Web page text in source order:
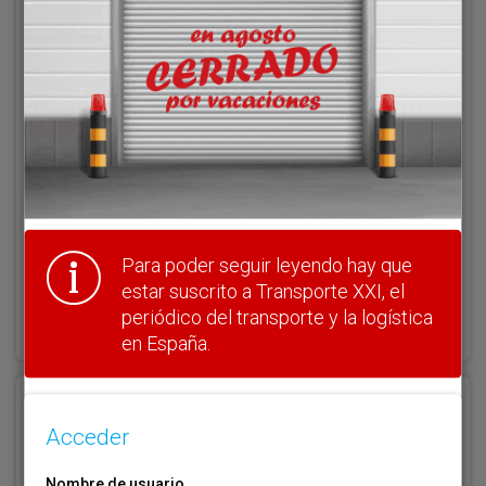
Acceder
Nombre de usuario
¿Olvidó su clave?
Haga clic aquí para recuperarla.
Para poder seguir leyendo hay que
estar suscrito a Transporte XXI, el
periódico del transporte y la logística
en España.
Acceder